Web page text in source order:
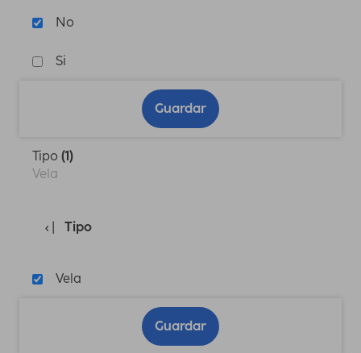
No
Si
Guardar
Tipo (1)
Vela
Tipo
Vela
Guardar